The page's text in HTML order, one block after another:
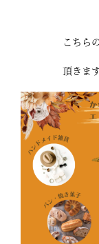
こちら
頂きま